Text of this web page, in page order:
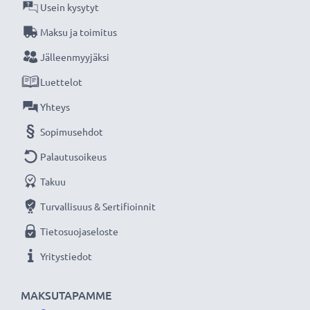
★3 vuoden takuu
verkkokauppa, joka tarjoaa laadukkaita tuotteita, ja
siksi tarjoamme 36 kuukauden takuun!
MAKSUTAPAMME
Usein kysytyt
Maksu ja toimitus
Jälleenmyyjäksi
Luettelot
Yhteys
Sopimusehdot
Palautusoikeus
Takuu
Turvallisuus & Sertifioinnit
Tietosuojaseloste
Yritystiedot